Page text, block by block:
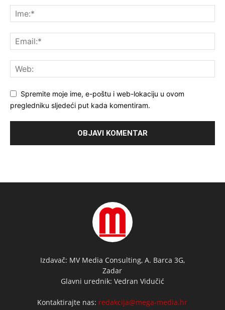
Spremite moje ime, e-poštu i web-lokaciju u ovom
pregledniku sljedeći put kada komentiram.
Izdavač: MV Media Consulting, A. Barca 3G,
Zadar
Glavni urednik: Vedran Vidučić
Kontaktirajte nas: redakcija@mega-media.hr